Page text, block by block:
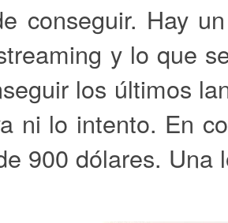
conseguir. Hay
y lo que
los últimos
ni lo intento. En
900 dólares. Una